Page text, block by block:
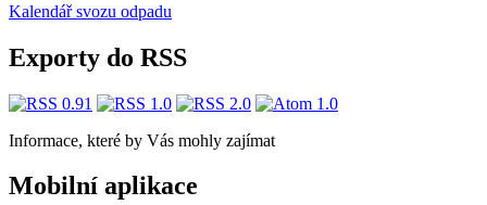
Kalendář svozu odpadu
Exporty do RSS
Informace, které by Vás mohly zajímat
Mobilní aplikace